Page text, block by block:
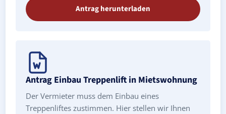
Antrag herunterladen
Antrag Einbau Treppenlift in Mietswohnung
Der Vermieter muss dem Einbau eines
Treppenliftes zustimmen. Hier stellen wir Ihnen